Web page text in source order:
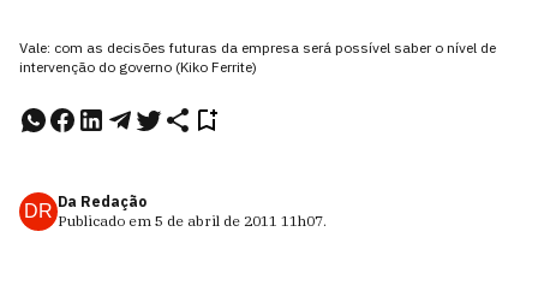
Vale: com as decisões futuras da empresa será possível saber o nível de
intervenção do governo (Kiko Ferrite)
DR Da Redação
Publicado em 5 de abril de 2011 11h07.